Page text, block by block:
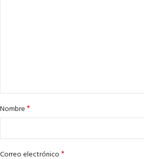
Nombre*
Correo electrónico*